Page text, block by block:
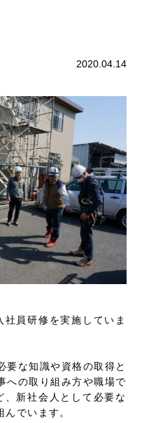
2020.04.14
員研修を実施していま
要な知識や資格の取得と
への取り組み方や職場で
新社会人として必要な
でいます。